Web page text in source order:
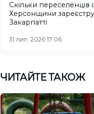
Скільки переселенців
Херсонщини
Закарпатті
31 лип. 2026 17:06
ЧИТАЙТЕ ТАКОЖ